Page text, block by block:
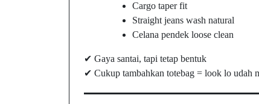
Cargo taper fit
Straight jeans wash natural
Celana pendek loose clean
✔ Gaya santai, tapi tetap bentuk
✔ Cukup tambahkan totebag = look lo udah